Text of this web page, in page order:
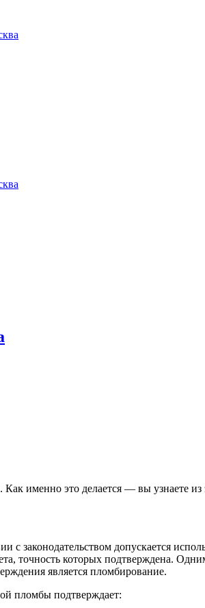
именно это делается — вы узнаете из
с законодательством допускается
точность которых подтверждена.
является пломбирование.
пломбы подтверждает: